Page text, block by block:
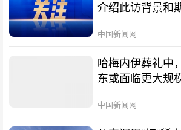
介绍此访背景和
中国新闻网
哈梅内伊葬礼中
东或面临更大规
中国新闻网